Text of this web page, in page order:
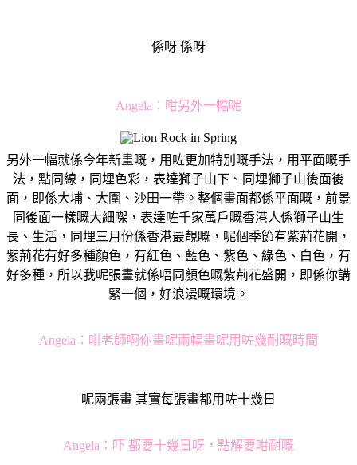
係呀 係呀
Angela： 咁另外一幅呢
另外一幅就係今年新畫嘅，用咗更加特別嘅手法，用平面嘅手
法，點同線，同埋色彩，表達獅子山下、同埋獅子山後面後
面，即係大埔、大圍、沙田一帶。整個畫面都係平面嘅，前景
同後面一樣嘅大細㗎，表達咗千家萬戶嘅香港人係獅子山生
長、生活，同埋三月份係香港最靚嘅，呢個季節有紫荊花開，
紫荊花有好多種顏色，有紅色、藍色、紫色、綠色、白色，有
好多種，所以我呢張畫就係唔同顏色嘅紫荊花盛開，即係你講
緊一個，好浪漫嘅環境。
Angela： 咁老師啊你畫呢兩幅畫呢用咗幾耐嘅時間
呢兩張畫 其實每張畫都用咗十幾日
Angela： 吓 都要十幾日呀，點解要咁耐嘅